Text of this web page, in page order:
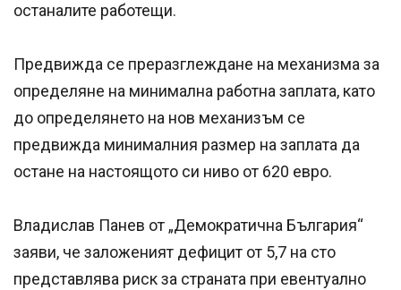
останалите работещи.
Предвижда се преразглеждане на механизма за
определяне на минимална работна заплата, като
до определянето на нов механизъм се
предвижда минималния размер на заплата да
остане на настоящото си ниво от 620 евро.
Владислав Панев от „Демократична България“
заяви, че заложеният дефицит от 5,7 на сто
представлява риск за страната при евентуално